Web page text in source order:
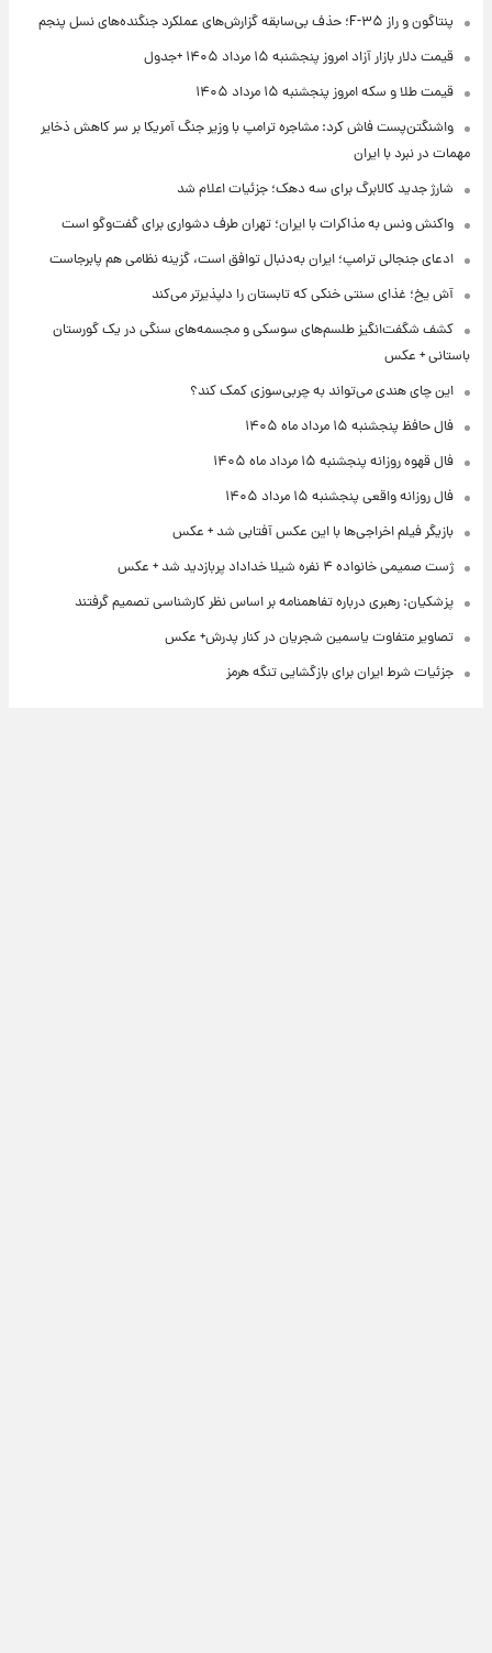
پنتاگون و راز F-۳۵؛ حذف بی‌سابقه گزارش‌های عملکرد جنگنده‌های نسل پنجم
قیمت دلار بازار آزاد امروز پنجشنبه ۱۵ مرداد ۱۴۰۵ +جدول
قیمت طلا و سکه امروز پنجشنبه ۱۵ مرداد ۱۴۰۵
واشنگتن‌پست فاش کرد: مشاجره ترامپ با وزیر جنگ آمریکا بر سر کاهش ذخایر
مهمات در نبرد با ایران
شارژ جدید کالابرگ برای سه دهک؛ جزئیات اعلام شد
واکنش ونس به مذاکرات با ایران؛ تهران طرف دشواری برای گفت‌وگو است
ادعای جنجالی ترامپ؛ ایران به‌دنبال توافق است، گزینه نظامی هم پابرجاست
آش یخ؛ غذای سنتی خنکی که تابستان را دلپذیرتر می‌کند
کشف شگفت‌انگیز طلسم‌های سوسکی و مجسمه‌های سنگی در یک گورستان
باستانی + عکس
این چای هندی می‌تواند به چربی‌سوزی کمک کند؟
فال حافظ پنجشنبه ۱۵ مرداد ماه ۱۴۰۵
فال قهوه روزانه پنجشنبه ۱۵ مرداد ماه ۱۴۰۵
فال روزانه واقعی پنجشنبه ۱۵ مرداد ۱۴۰۵
بازیگر فیلم اخراجی‌ها با این عکس آفتابی شد + عکس
ژست صمیمی خانواده ۴ نفره شیلا خداداد پربازدید شد + عکس
پزشکیان: رهبری درباره تفاهمنامه بر اساس نظر کارشناسی تصمیم گرفتند
تصاویر متفاوت یاسمین شجریان در کنار پدرش+ عکس
جزئیات شرط ایران برای بازگشایی تنگه هرمز